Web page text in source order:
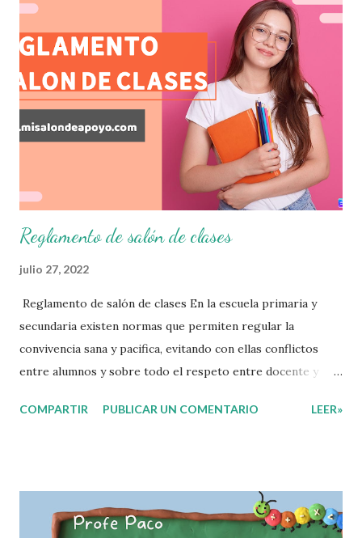
aprendizajes claves que sus nuevos aprendientes ya
lograron alcanzar y de aquellos que aun necesitan
consolidar. Esto con la finalidad de que elaboramos un
plan de intervención adecuado para atender las necesidades
que nuestro grupo requiera de acuerdo a los resultados del
examen trimestral que apliquemos. Sin mas que decir les
damos las gracias para seguir apoyándonos en este nuevo
blog educativo y gracias por su preferencia. Recuerden
que todo material que aquí se comparte solo se hac...
Reglamento de salón de clases
julio 27, 2022
Reglamento de salón de clases En la escuela primaria y
secundaria existen normas que permiten regular la
convivencia sana y pacifica, evitando con ellas conflictos
entre alumnos y sobre todo el respeto entre docente y
normas con responsabilidad en un futuro será un ciudadano
pequeños, entiendan, analizan y practiquen las grandes
responsabilidades que conlleva ser un buen ciudadano. A
COMPARTIR PUBLICAR UN COMENTARIO LEER»